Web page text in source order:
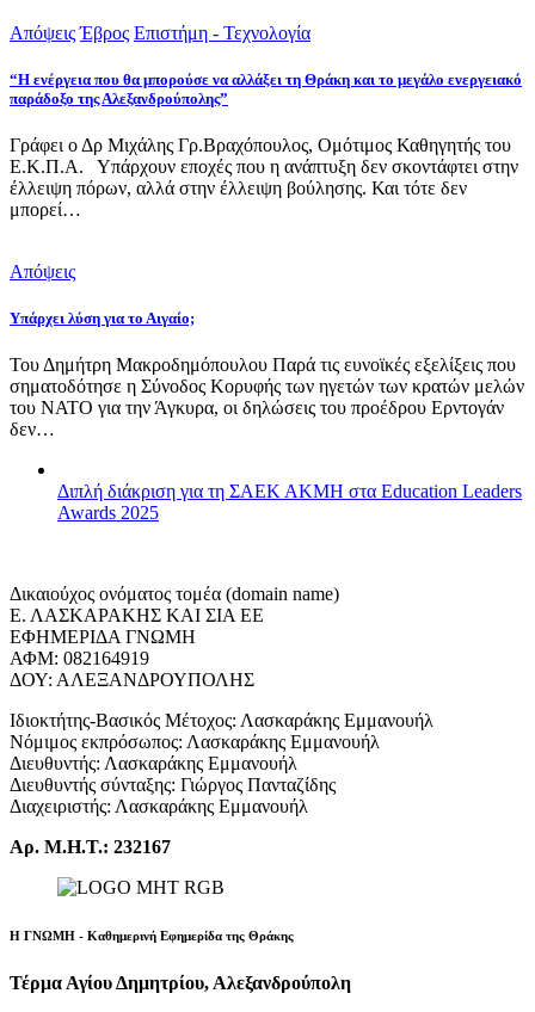
Απόψεις Έβρος Επιστήμη - Τεχνολογία
“Η ενέργεια που θα μπορούσε να αλλάξει τη Θράκη και το μεγάλο ενεργειακό
παράδοξο της Αλεξανδρούπολης”
Γράφει ο Δρ Μιχάλης Γρ.Βραχόπουλος, Ομότιμος Καθηγητής του
Ε.Κ.Π.Α. Υπάρχουν εποχές που η ανάπτυξη δεν σκοντάφτει στην
έλλειψη πόρων, αλλά στην έλλειψη βούλησης. Και τότε δεν
μπορεί…
Απόψεις
Υπάρχει λύση για το Αιγαίο;
Του Δημήτρη Μακροδημόπουλου Παρά τις ευνοϊκές εξελίξεις που
σηματοδότησε η Σύνοδος Κορυφής των ηγετών των κρατών μελών
του ΝΑΤΟ για την Άγκυρα, οι δηλώσεις του προέδρου Ερντογάν
δεν…
Διπλή διάκριση για τη ΣΑΕΚ ΑΚΜΗ στα Education Leaders
Awards 2025
Δικαιούχος ονόματος τομέα (domain name)
Ε. ΛΑΣΚΑΡΑΚΗΣ ΚΑΙ ΣΙΑ ΕΕ
ΕΦΗΜΕΡΙΔΑ ΓΝΩΜΗ
ΑΦΜ: 082164919
ΔΟΥ: ΑΛΕΞΑΝΔΡΟΥΠΟΛΗΣ
Ιδιοκτήτης-Βασικός Μέτοχος: Λασκαράκης Εμμανουήλ
Νόμιμος εκπρόσωπος: Λασκαράκης Εμμανουήλ
Διευθυντής: Λασκαράκης Εμμανουήλ
Διευθυντής σύνταξης: Γιώργος Πανταζίδης
Διαχειριστής: Λασκαράκης Εμμανουήλ
Αρ. Μ.Η.Τ.: 232167
Η ΓΝΩΜΗ - Καθημερινή Εφημερίδα της Θράκης
Τέρμα Αγίου Δημητρίου, Αλεξανδρούπολη